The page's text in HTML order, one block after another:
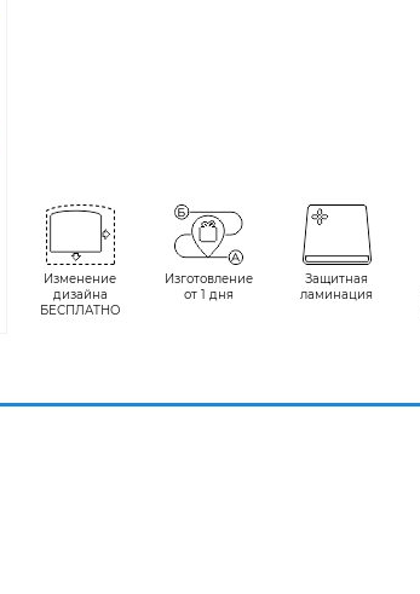
Изменение
дизайна
БЕСПЛАТНО
Изготовление
от 1 дня
Защитная
ламинация